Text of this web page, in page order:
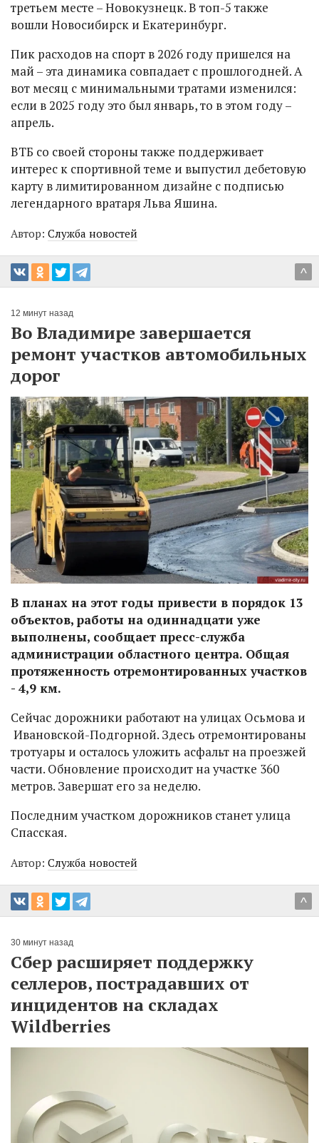
третьем месте – Новокузнецк. В топ-5 также
вошли Новосибирск и Екатеринбург.
Пик расходов на спорт в 2026 году пришелся на
май – эта динамика совпадает с прошлогодней. А
вот месяц с минимальными тратами изменился:
если в 2025 году это был январь, то в этом году –
апрель.
ВТБ со своей стороны также поддерживает
интерес к спортивной теме и выпустил дебетовую
карту в лимитированном дизайне с подписью
легендарного вратаря Льва Яшина.
Автор: Служба новостей
^
12 минут назад
Во Владимире завершается
ремонт участков автомобильных
дорог
В планах на этот годы привести в порядок 13
объектов, работы на одиннадцати уже
выполнены, сообщает пресс-служба
администрации областного центра. Общая
протяженность отремонтированных участков
- 4,9 км.
Сейчас дорожники работают на улицах Осьмова и
Ивановской-Подгорной. Здесь отремонтированы
тротуары и осталось уложить асфальт на проезжей
части. Обновление происходит на участке 360
метров. Завершат его за неделю.
Последним участком дорожников станет улица
Спасская.
Автор: Служба новостей
^
30 минут назад
Сбер расширяет поддержку
селлеров, пострадавших от
инцидентов на складах
Wildberries